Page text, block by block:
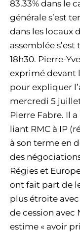
83.33% dans le
générale s’est
dans les locaux
assemblée
18h30. Pierre-
exprimé devant
pour expliquer
mercredi 5
Pierre Fabre. Il
liant RMC à IP
à son terme en
des
Régies et
ont fait part de
plus étroite
de cession avec
estime « avoir